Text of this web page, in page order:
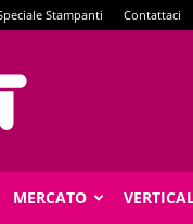
Stampanti Contattaci
MERCATO